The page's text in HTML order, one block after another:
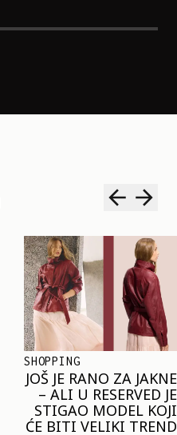
TRENDOVI
NAJVEĆI MIKRO-
TREND SEZONE VAS
POZIVA DA SPOJITE
NESPOJIVO